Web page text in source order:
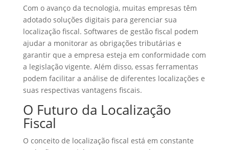
Com o avanço da tecnologia, muitas empresas têm
adotado soluções digitais para gerenciar sua
localização fiscal. Softwares de gestão fiscal podem
ajudar a monitorar as obrigações tributárias e
garantir que a empresa esteja em conformidade com
a legislação vigente. Além disso, essas ferramentas
podem facilitar a análise de diferentes localizações e
suas respectivas vantagens fiscais.
O Futuro da Localização
Fiscal
O conceito de localização fiscal está em constante